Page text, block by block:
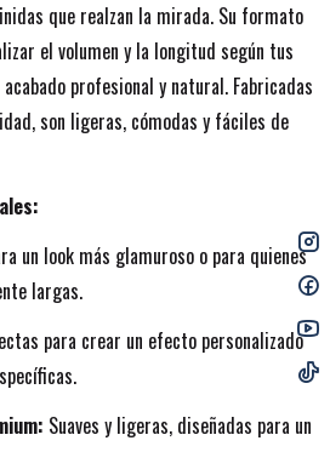
que realzan la mirada. Su formato
el volumen y la longitud según tus
profesional y natural. Fabricadas
son ligeras, cómodas y fáciles de
un look más glamuroso o para quienes
largas.
para crear un efecto personalizado
Suaves y ligeras, diseñadas para un